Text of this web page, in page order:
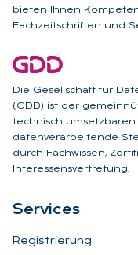
bieten Ihnen
Fachzeitschriften und
Die Gesellschaft für
(GDD) ist der
technisch
datenverarbeitende
durch Fachwissen,
Interessensvertretung.
Ser­vices
Registrierung